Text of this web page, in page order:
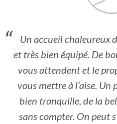
Un accueil chaleureux
et très bien équipé. De
vous attendent et le
vous mettre à l’aise.
bien tranquille, de la
sans compter. On peut